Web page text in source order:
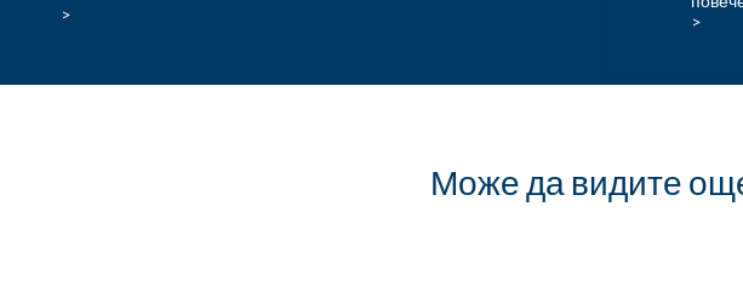
двигателя. Добавянето на KENT Engine Stop Leak
Подходящо е за използване в бензинови и дизелови
най-
Може да видите